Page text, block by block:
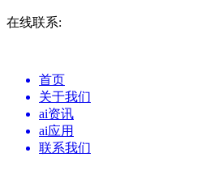
在线联系:
首页
关于我们
ai资讯
ai应用
联系我们